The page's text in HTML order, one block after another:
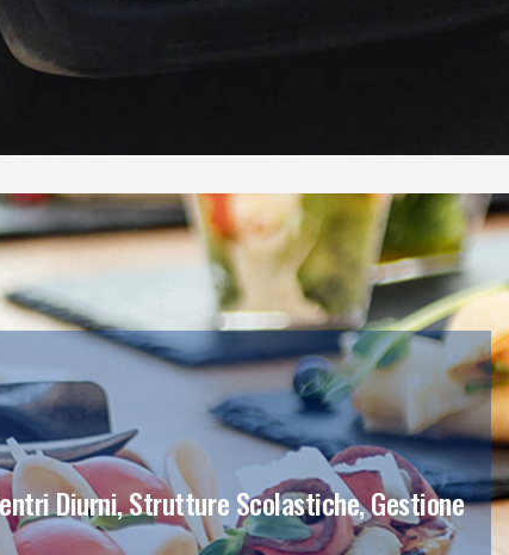
Diurni, Strutture Scolastiche, Gestione